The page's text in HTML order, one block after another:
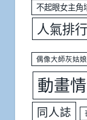
不起眼女主角
人氣排行
偶像大師灰姑娘
動畫
同人誌